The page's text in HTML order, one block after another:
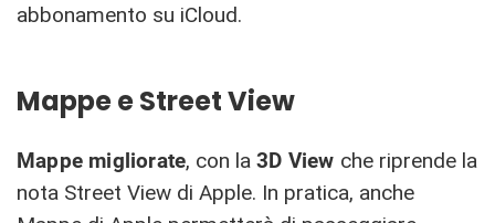
abbonamento su iCloud.
Mappe e Street View
Mappe migliorate, con la3D View che riprende la
nota Street View di Apple. In pratica, anche